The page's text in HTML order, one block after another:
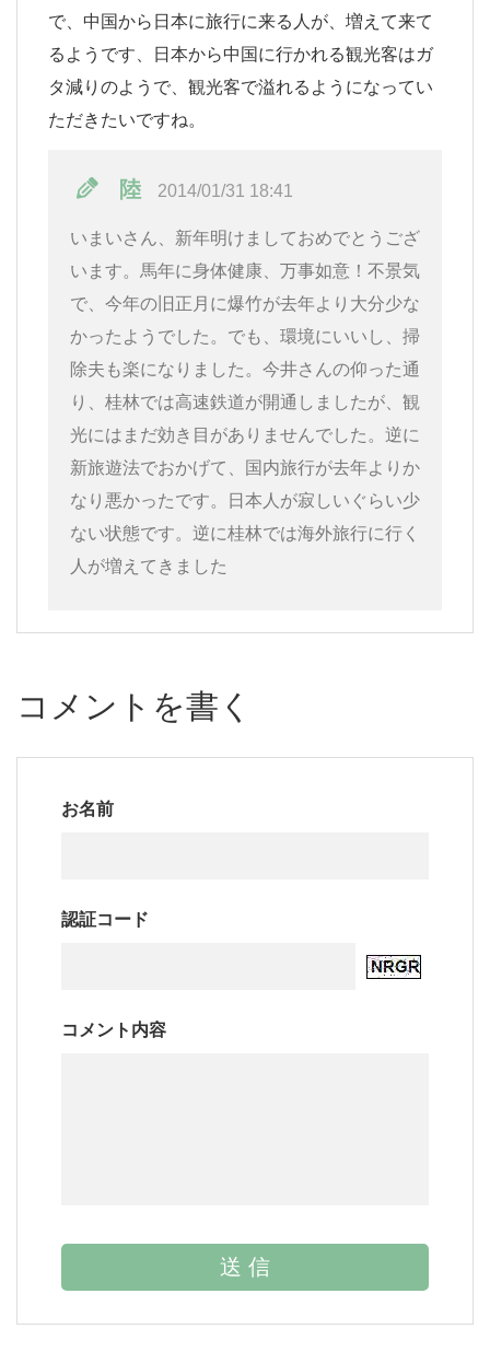
で、中国から日本に旅行に来る人が、増えて来て
るようです、日本から中国に行かれる観光客はガ
タ減りのようで、観光客で溢れるようになってい
ただきたいですね。
陸 2014/01/31 18:41
いまいさん、新年明けましておめでとうござ
います。馬年に身体健康、万事如意！不景気
で、今年の旧正月に爆竹が去年より大分少な
かったようでした。でも、環境にいいし、掃
除夫も楽になりました。今井さんの仰った通
り、桂林では高速鉄道が開通しましたが、観
光にはまだ効き目がありませんでした。逆に
新旅遊法でおかげて、国内旅行が去年よりか
なり悪かったです。日本人が寂しいぐらい少
ない状態です。逆に桂林では海外旅行に行く
人が増えてきました
コメントを書く
お名前
認証コード
コメント内容